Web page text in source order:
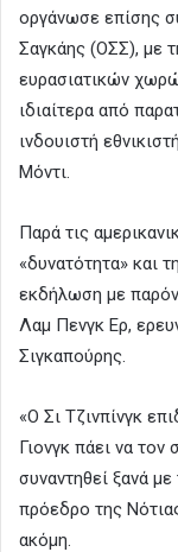
οργάνωσε επίσης
Σαγκάης (ΟΣΣ), με
ευρασιατικών
ιδιαίτερα από
ινδουιστή
Μόντι.
Παρά τις
«δυνατότητα» και
εκδήλωση με
Λαμ Πενγκ Ερ,
Σιγκαπούρης.
«Ο Σι Τζινπίνγκ
Γιονγκ πάει να τον
συναντηθεί ξανά
πρόεδρο της
ακόμη.